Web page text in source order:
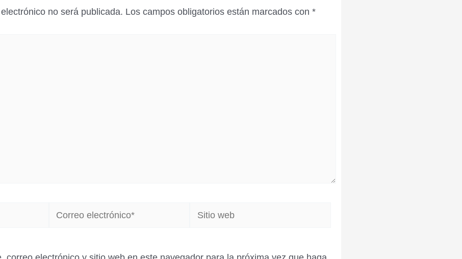
no será publicada. Los campos obligatorios están marcados con *
Correo
Sitio